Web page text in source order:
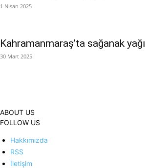
1 Nisan 2025
Kahramanmaraş’ta sağanak
30 Mart 2025
ABOUT US
FOLLOW US
Hakkımızda
RSS
İletişim